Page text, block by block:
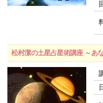
松村潔の土星占星術講座 ～あ